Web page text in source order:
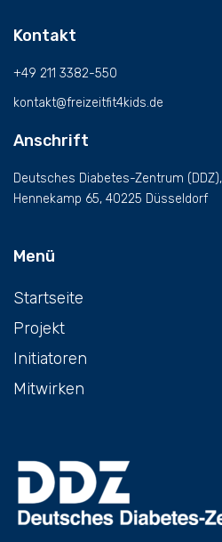
Kontakt
+49 211 3382-550
kontakt@freizeitfit4kids.de
Anschrift
Deutsches Diabetes-Zentrum
Hennekamp 65, 40225 Düsseldorf
Menü
Startseite
Projekt
Initiatoren
Mitwirken